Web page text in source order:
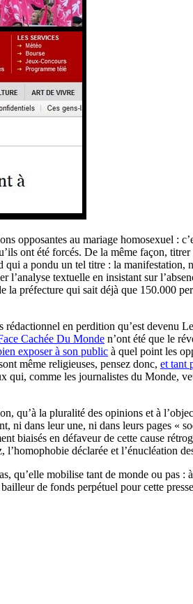
opposantes au mariage homosexuel :
ont été forcés. De la même façon,
a pondu un tel titre : la
l’analyse textuelle en insistant sur
préfecture qui sait déjà que 150.000
en perdition qu’est devenu
Cachée Du Monde n’ont été que le
exposer à son public à quel point les
même religieuses, pensez donc, et tant
qui, comme les journalistes du Monde,
qu’à la pluralité des opinions et à
ni dans leur une, ni dans leurs pages
biaisés en défaveur de cette cause
déclarée et l’énucléation
mobilise tant de monde ou pas :
de fonds perpétuel pour cette